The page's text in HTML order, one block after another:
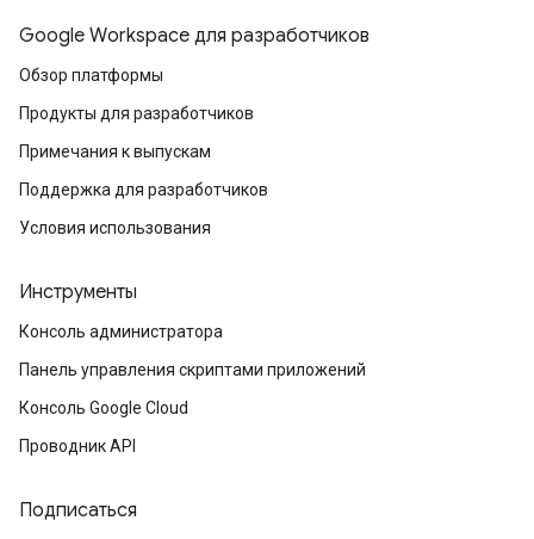
Google Workspace для разработчиков
Обзор платформы
Продукты для разработчиков
Примечания к выпускам
Поддержка для разработчиков
Условия использования
Инструменты
Консоль администратора
Панель управления скриптами приложений
Консоль Google Cloud
Проводник API
Подписаться